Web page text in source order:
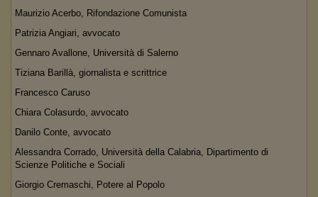
Maurizio Acerbo, Rifondazione Comunista
Patrizia Angiari, avvocato
Gennaro Avallone, Università di Salerno
Tiziana Barillà, giornalista e scrittrice
Francesco Caruso
Chiara Colasurdo, avvocato
Danilo Conte, avvocato
Alessandra Corrado, Università della Calabria, Dipartimento di
Scienze Politiche e Sociali
Giorgio Cremaschi, Potere al Popolo